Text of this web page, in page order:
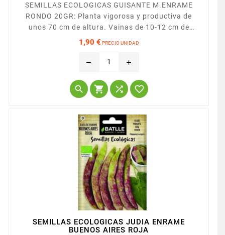
SEMILLAS ECOLOGICAS GUISANTE M.ENRAME
RONDO 20GR: Planta vigorosa y productiva de
unos 70 cm de altura. Vainas de 10-12 cm de
longitud con 8-10 granos de calibre grueso y color
1,90 € PRECIO UNIDAD
remove add
   
SEMILLAS ECOLOGICAS JUDIA ENRAME
BUENOS AIRES ROJA